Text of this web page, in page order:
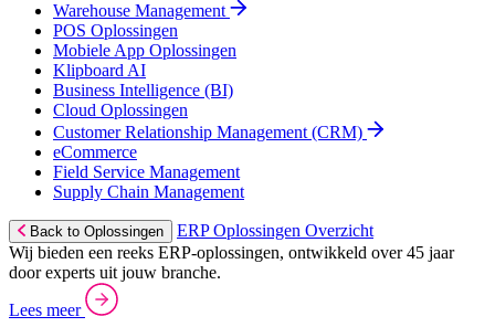
Warehouse Management
POS Oplossingen
Mobiele App Oplossingen
Klipboard AI
Business Intelligence (BI)
Cloud Oplossingen
Customer Relationship Management (CRM)
eCommerce
Field Service Management
Supply Chain Management
Back to Oplossingen
ERP Oplossingen Overzicht
Wij bieden een reeks ERP-oplossingen, ontwikkeld over 45 jaar
door experts uit jouw branche.
Lees meer